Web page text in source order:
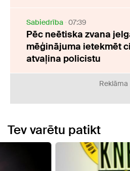
Sabiedrība 07:39
Pēc neētiska zvana
mēģinājuma ietekmēt
atvaļina policistu
Reklāma
Tev varētu patikt